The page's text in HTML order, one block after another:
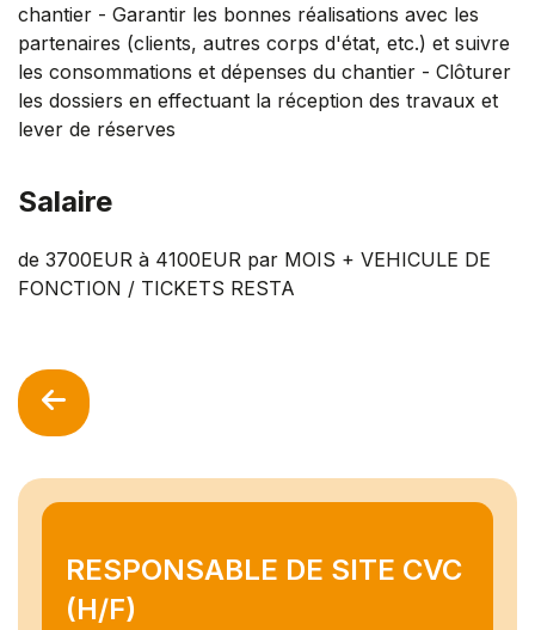
RESPONSABLE DE SITE CVC
(H/F)
chantier - Garantir les bonnes réalisations avec les
partenaires (clients, autres corps d'état, etc.) et suivre
les consommations et dépenses du chantier - Clôturer
les dossiers en effectuant la réception des travaux et
lever de réserves
Salaire
de 3700EUR à 4100EUR par MOIS + VEHICULE DE
FONCTION / TICKETS RESTA